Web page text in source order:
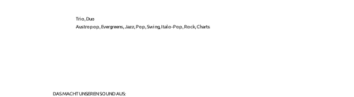
Trio, Duo
Austropop, Evergreens, Jazz, Pop, Swing, Italo-Pop, Rock, Charts
DAS MACHT UNSEREN SOUND AUS: